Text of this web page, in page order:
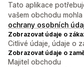
Tato aplikace
vašem obchodu
ochrany osobních
Zobrazovat údaje o
Citlivé údaje, údaje o
Zobrazovat údaje o
Majitel obchodu